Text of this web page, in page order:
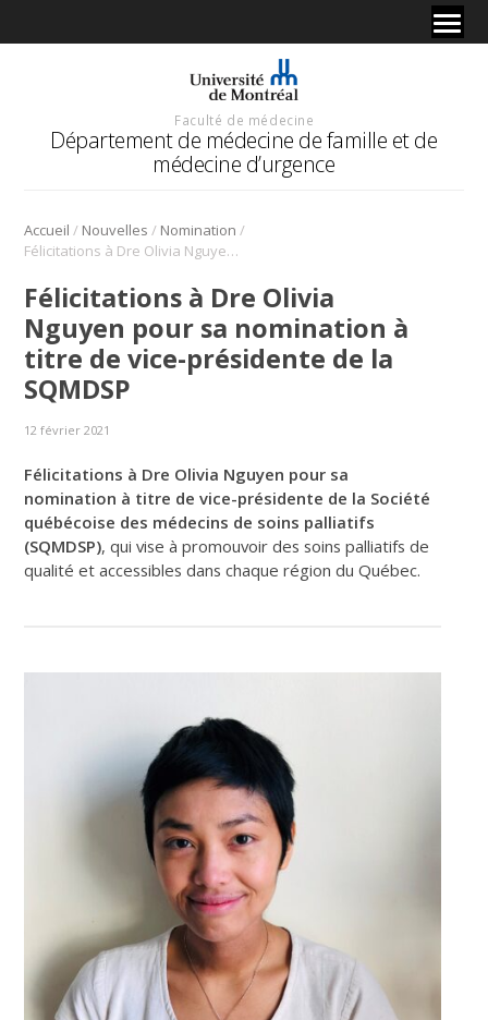
Faculté de médecine
Département de médecine de famille et de
médecine d’urgence
Accueil / Nouvelles / Nomination /
Félicitations à Dre Olivia Nguyen pour sa nomination à titre de vice-présidente de la SQMDSP
Félicitations à Dre Olivia
Nguyen pour sa nomination à
titre de vice-présidente de la
SQMDSP
12 février 2021
Félicitations à Dre Olivia Nguyen pour sa
nomination à titre de vice-présidente de la Société
québécoise des médecins de soins palliatifs
(SQMDSP), qui vise à promouvoir des soins palliatifs de
qualité et accessibles dans chaque région du Québec.